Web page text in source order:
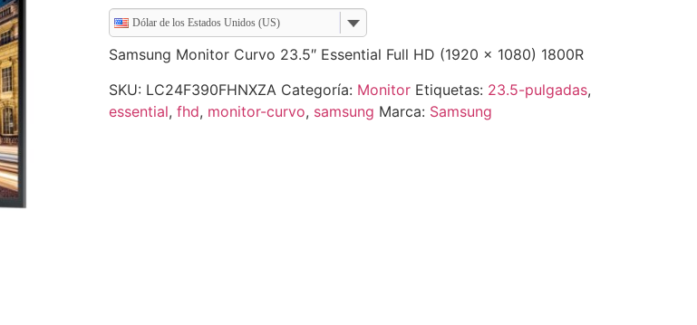
Dólar de los Estados Unidos (US)
Samsung Monitor Curvo 23.5″ Essential Full HD (1920 x 1080) 1800R
SKU: LC24F390FHNXZA Categoría: Monitor Etiquetas: 23.5-pulgadas,
essential, fhd, monitor-curvo, samsung Marca: Samsung